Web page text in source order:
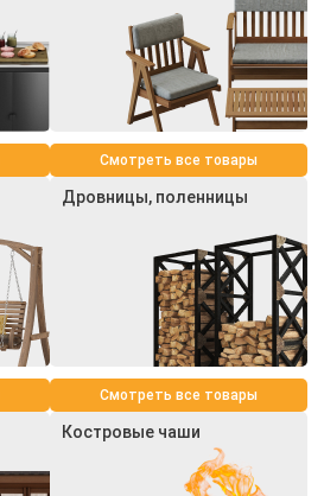
Смотреть все товары
Дровницы, поленницы
Смотреть все товары
Костровые чаши